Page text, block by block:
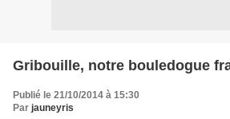
Gribouille, notre bouledogue
Publié le 21/10/2014 à 15:30
Par jauneyris